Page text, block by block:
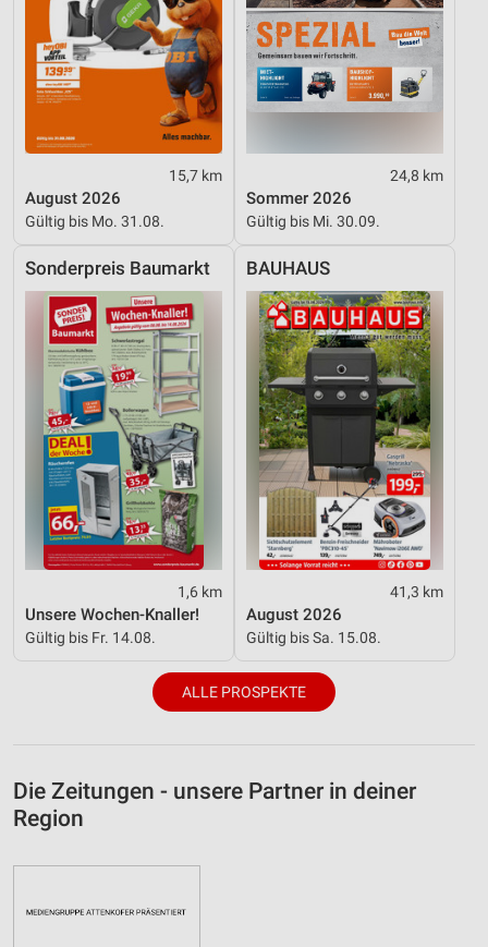
15,7 km
August 2026
Gültig bis Mo. 31.08.
24,8 km
Sommer 2026
Gültig bis Mi. 30.09.
Sonderpreis Baumarkt
1,6 km
Unsere Wochen-Knaller!
Gültig bis Fr. 14.08.
BAUHAUS
41,3 km
August 2026
Gültig bis Sa. 15.08.
ALLE PROSPEKTE
Die Zeitungen - unsere Partner in deiner
Region